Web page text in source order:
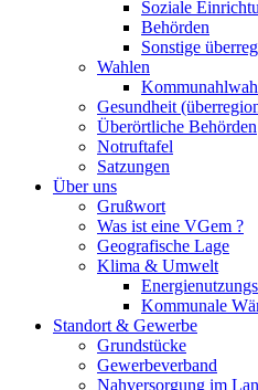
Soziale
Behörden
Sonstige
Wahlen
Gesundheit
Überörtliche Behörden
Notruftafel
Satzungen
Über uns
Grußwort
Was ist eine VGem ?
Geografische Lage
Klima & Umwelt
Kommunale
Standort & Gewerbe
Grundstücke
Gewerbeverband
Nahversorgung im